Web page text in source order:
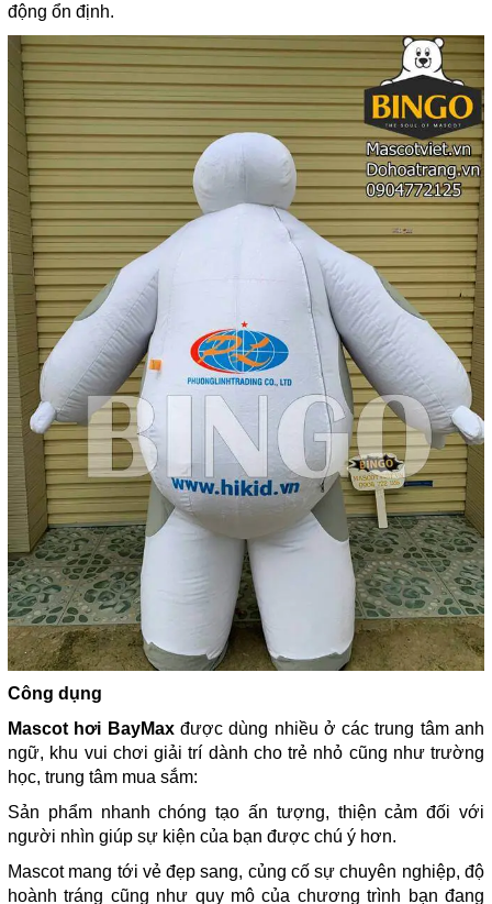
động ổn định.
Công dụng
Mascot hơi BayMaxđược dùng nhiều ở các trung tâm anh
ngữ, khu vui chơi giải trí dành cho trẻ nhỏ cũng như trường
học, trung tâm mua sắm:
Sản phẩm nhanh chóng tạo ấn tượng, thiện cảm đối với
người nhìn giúp sự kiện của bạn được chú ý hơn.
Mascot mang tới vẻ đẹp sang, củng cố sự chuyên nghiệp, độ
hoành tráng cũng như quy mô của chương trình bạn đang